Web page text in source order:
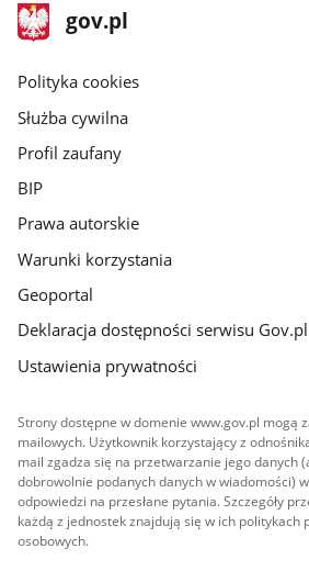
stopka
gov.pl
Strona
gov.pl
gov.pl
Polityka cookies
Służba cywilna
Profil zaufany
BIP
Prawa autorskie
Warunki korzystania
Geoportal
Deklaracja dostępności serwisu Gov.pl
Ustawienia prywatności
Strony dostępne w domenie www.gov.pl mogą
mailowych. Użytkownik korzystający z
mail zgadza się na przetwarzanie jego danych
dobrowolnie podanych danych w wiadomości)
odpowiedzi na przesłane pytania. Szczegóły
każdą z jednostek znajdują się w ich politykach
osobowych.